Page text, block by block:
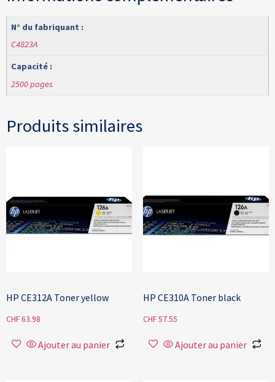
N° du fabriquant :
C4823A
Capacité :
2500 pages
Produits similaires
HP CE312A Toner yellow
CHF63.98
Ajouter au panier
HP CE310A Toner black
CHF57.55
Ajouter au panier